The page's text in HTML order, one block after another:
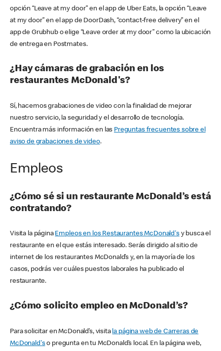
opción “Leave at my door” en el app de Uber Eats, la opción “Leave
at my door” en el app de DoorDash, “contact-free delivery” en el
app de Grubhub o elige “Leave order at my door” como la ubicación
de entrega en Postmates.
¿Hay cámaras de grabación en los
restaurantes McDonald's?
Sí, hacemos grabaciones de video con la finalidad de mejorar
nuestro servicio, la seguridad y el desarrollo de tecnología.
Encuentra más información en las Preguntas frecuentes sobre el
aviso de grabaciones de video.
Empleos
¿Cómo sé si un restaurante McDonald’s está
contratando?
Visita la página Empleos en los Restaurantes McDonald'sy busca el
restaurante en el que estás interesado. Serás dirigido al sitio de
internet de los restaurantes McDonald’s y, en la mayoría de los
casos, podrás ver cuáles puestos laborales ha publicado el
restaurante.
¿Cómo solicito empleo en McDonald’s?
Para solicitar en McDonald’s, visita la página web de Carreras de
McDonald'so pregunta en tu McDonald’s local. En la página web,